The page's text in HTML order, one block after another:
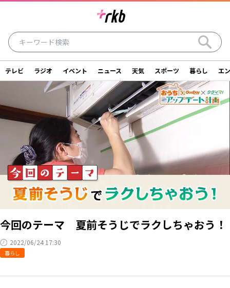
テレビ ラジオ イベント ニュース
天気 スポーツ 暮らし エンタメ
SDGs アナウンサー ライター
投稿 ショッピング SNS一覧
ご意見・お問い合わせ
スタジオ見学について
会社情報
RKB毎日ホールディングス
RKB毎日放送株式会社
サイトポリシー
利用者情報の外部送信について
テレビ ラジオ イベント ニュース 天気 スポーツ 暮らし エ
今回のテーマ 夏前そうじでラクしちゃおう！
2022/06/24 17:30
暮らし